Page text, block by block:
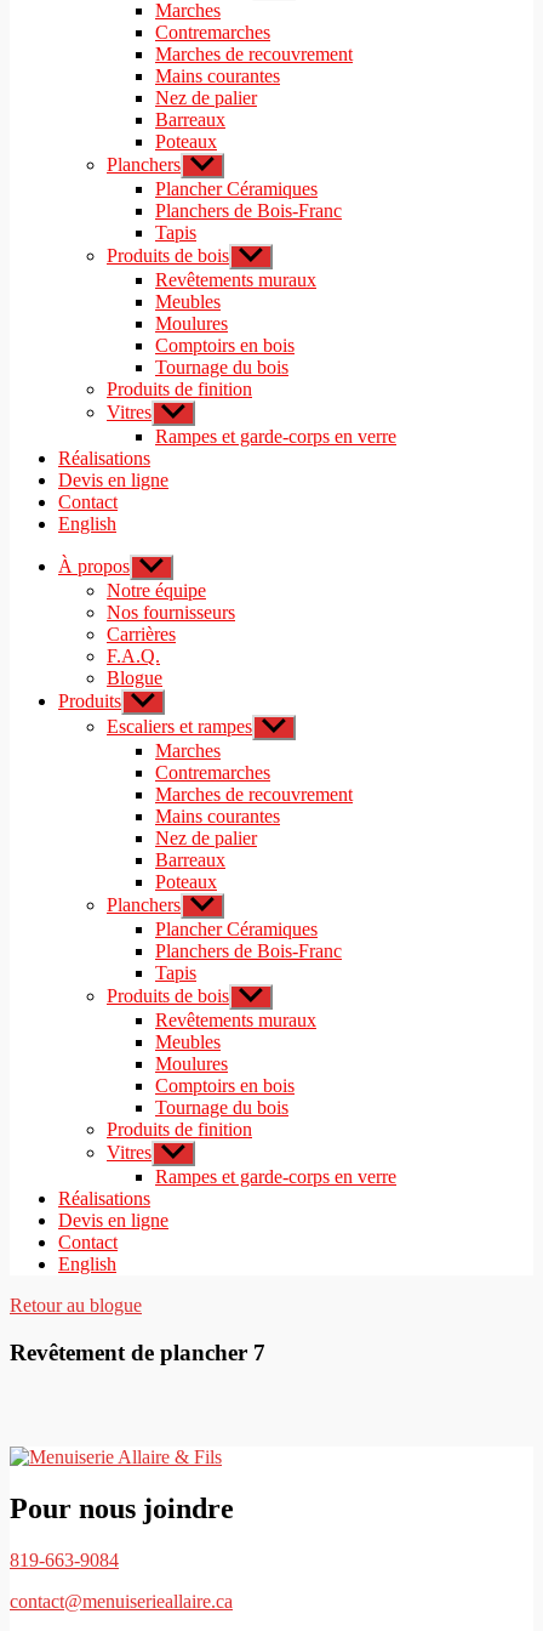
menu
le
menu
Marches
Contremarches
Marches de recouvrement
Mains courantes
Nez de palier
Barreaux
Poteaux
Planchers Afficher
le
sous-
menu
Plancher Céramiques
Planchers de Bois-Franc
Tapis
Produits de bois Afficher
le
sous-
Revêtements muraux
Meubles
Moulures
Comptoirs en bois
Tournage du bois
Produits de finition
Vitres Afficher
le
sous-
Rampes et garde-corps en verre
Réalisations
Devis en ligne
Contact
English
À propos Afficher
le
sous-
menu
Notre équipe
Nos fournisseurs
Carrières
F.A.Q.
Blogue
Produits Afficher
le
sous-
menu
Escaliers et rampes Afficher
le
menu
Marches
Contremarches
Marches de recouvrement
Mains courantes
Nez de palier
Barreaux
Poteaux
Planchers Afficher
le
sous-
menu
Plancher Céramiques
Planchers de Bois-Franc
Tapis
Produits de bois Afficher
le
sous-
Revêtements muraux
Meubles
Moulures
Comptoirs en bois
Tournage du bois
Produits de finition
Vitres Afficher
le
sous-
Rampes et garde-corps en verre
Réalisations
Devis en ligne
Contact
English
Retour au blogue
Revêtement de plancher 7
Pour nous joindre
819-663-9084
contact@menuiserieallaire.ca